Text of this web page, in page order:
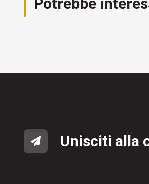
Potrebbe
Unisciti alla